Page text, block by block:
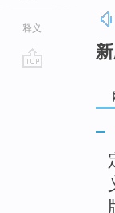
释义